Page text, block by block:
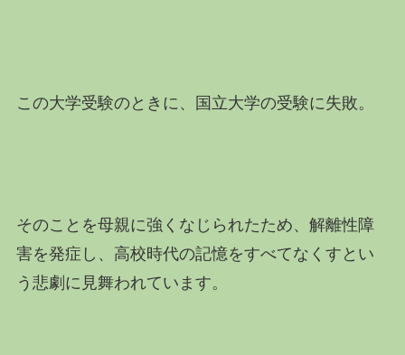
この大学受験のときに、国立大学の受験に失敗。
そのことを母親に強くなじられたため、解離性障
害を発症し、高校時代の記憶をすべてなくすとい
う悲劇に見舞われています。